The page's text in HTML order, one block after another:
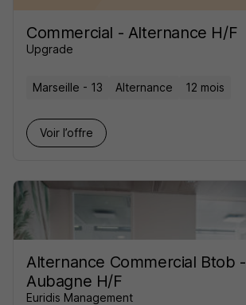
Commercial - Alternance H/F
Upgrade
Marseille - 13 Alternance 12 mois
Voir l’offre
Alternance Commercial Btob -
Aubagne H/F
Euridis Management